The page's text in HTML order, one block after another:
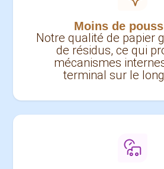
Moins de
Notre qualité de papier
de résidus, ce qui
mécanismes
terminal sur le